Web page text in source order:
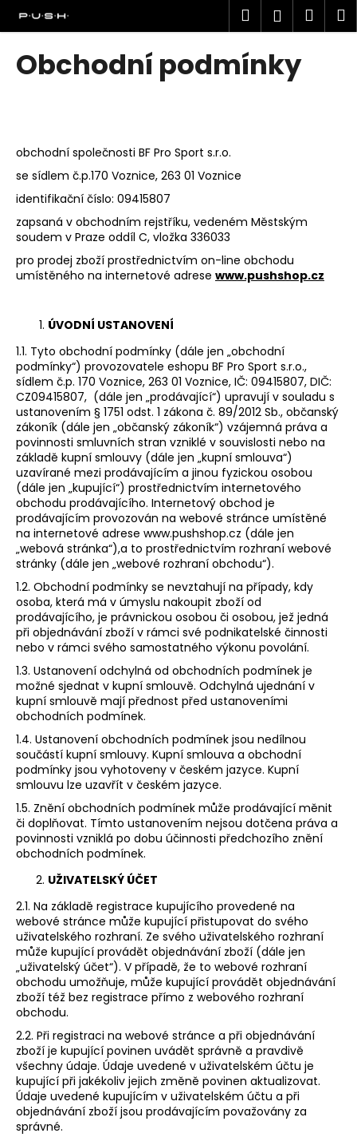
obsah
Hledat
Obchodní podmínky
obchodní společnosti BF Pro Sport s.r.o.
se sídlem č.p.170 Voznice, 263 01 Voznice
identifikační číslo: 09415807
zapsaná v obchodním rejstříku, vedeném Městským
soudem v Praze oddíl C, vložka 336033
pro prodej zboží prostřednictvím on-line obchodu
umístěného na internetové adrese www.pushshop.cz
ÚVODNÍ USTANOVENÍ
1.1. Tyto obchodní podmínky (dále jen „obchodní
podmínky“) provozovatele eshopu BF Pro Sport s.r.o.,
sídlem č.p. 170 Voznice, 263 01 Voznice, IČ: 09415807, DIČ:
CZ09415807, (dále jen „prodávající“) upravují v souladu s
ustanovením § 1751 odst. 1 zákona č. 89/2012 Sb., občanský
zákoník (dále jen „občanský zákoník“) vzájemná práva a
povinnosti smluvních stran vzniklé v souvislosti nebo na
základě kupní smlouvy (dále jen „kupní smlouva“)
uzavírané mezi prodávajícím a jinou fyzickou osobou
(dále jen „kupující“) prostřednictvím internetového
obchodu prodávajícího. Internetový obchod je
prodávajícím provozován na webové stránce umístěné
na internetové adrese www.pushshop.cz (dále jen
„webová stránka“),a to prostřednictvím rozhraní webové
stránky (dále jen „webové rozhraní obchodu“).
1.2. Obchodní podmínky se nevztahují na případy, kdy
osoba, která má v úmyslu nakoupit zboží od
prodávajícího, je právnickou osobou či osobou, jež jedná
při objednávání zboží v rámci své podnikatelské činnosti
nebo v rámci svého samostatného výkonu povolání.
1.3. Ustanovení odchylná od obchodních podmínek je
možné sjednat v kupní smlouvě. Odchylná ujednání v
kupní smlouvě mají přednost před ustanoveními
obchodních podmínek.
1.4. Ustanovení obchodních podmínek jsou nedílnou
součástí kupní smlouvy. Kupní smlouva a obchodní
podmínky jsou vyhotoveny v českém jazyce. Kupní
smlouvu lze uzavřít v českém jazyce.
1.5. Znění obchodních podmínek může prodávající měnit
či doplňovat. Tímto ustanovením nejsou dotčena práva a
povinnosti vzniklá po dobu účinnosti předchozího znění
obchodních podmínek.
UŽIVATELSKÝ ÚČET
2.1. Na základě registrace kupujícího provedené na
webové stránce může kupující přistupovat do svého
uživatelského rozhraní. Ze svého uživatelského rozhraní
může kupující provádět objednávání zboží (dále jen
„uživatelský účet“). V případě, že to webové rozhraní
obchodu umožňuje, může kupující provádět objednávání
zboží též bez registrace přímo z webového rozhraní
obchodu.
2.2. Při registraci na webové stránce a při objednávání
zboží je kupující povinen uvádět správně a pravdivě
všechny údaje. Údaje uvedené v uživatelském účtu je
kupující při jakékoliv jejich změně povinen aktualizovat.
Údaje uvedené kupujícím v uživatelském účtu a při
objednávání zboží jsou prodávajícím považovány za
správné.
o
o
t
ř
e
b
u
j
n
a
j
í
t
?
HLEDAT
D
o
p
o
r
u
č
u
j
e
m
e
ROHOVÁ
PUSH
MT
2
290
Kč
Původně:
2
799
Kč